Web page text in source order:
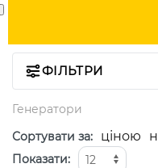
ФІЛЬТРИ
Генератори
Сортувати за: ціною
Показати: